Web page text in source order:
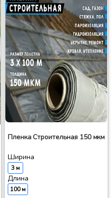
Пленка Строительная 150 мкм
Ширина
3 м
Длина
100 м